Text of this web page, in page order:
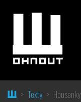
HomeTexty Housenky